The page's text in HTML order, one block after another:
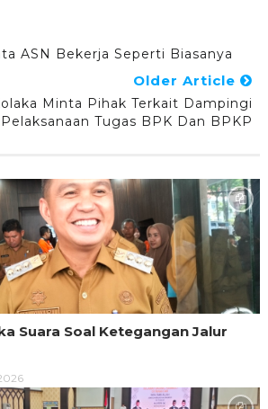
ASN Bekerja Seperti Biasanya
Older Article
Minta Pihak Terkait Dampingi
Pelaksanaan Tugas BPK Dan BPKP
Suara Soal Ketegangan Jalur